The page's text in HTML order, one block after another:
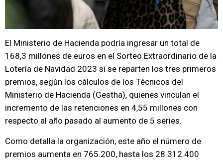
El Ministerio de Hacienda podría ingresar un total de
168,3 millones de euros en el Sorteo Extraordinario de la
Lotería de Navidad 2023 si se reparten los tres primeros
premios, según los cálculos de los Técnicos del
Ministerio de Hacienda (Gestha), quienes vinculan el
incremento de las retenciones en 4,55 millones con
respecto al año pasado al aumento de 5 series.
Como detalla la organización, este año el número de
premios aumenta en 765.200, hasta los 28.312.400